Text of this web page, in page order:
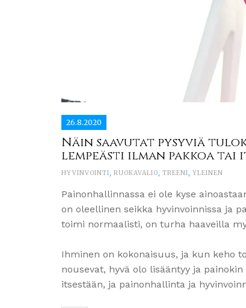
26.8.2020
Näin saavutat pysyviä
lempeästi ilman pakkoa tai
HYVINVOINTI, RUOKAVALIO, TREENI, YLEINEN
Painonhallinnassa ei ole kyse
on oleellinen seikka hyvinvoinnissa ja
toimi normaalisti, on turha haaveilla
Ihminen on kokonaisuus, ja kun keho
nousevat, hyvä olo lisääntyy ja
itsestään, ja painonhallinta ja